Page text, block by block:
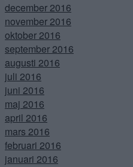
december 2016
november 2016
oktober 2016
september 2016
augusti 2016
juli 2016
juni 2016
maj 2016
april 2016
mars 2016
februari 2016
januari 2016